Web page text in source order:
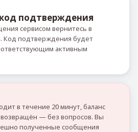
подтверждения
сервисом вернитесь в
Код подтверждения будет
активным
в течение 20 минут, баланс
— без вопросов. Вы
полученные сообщения